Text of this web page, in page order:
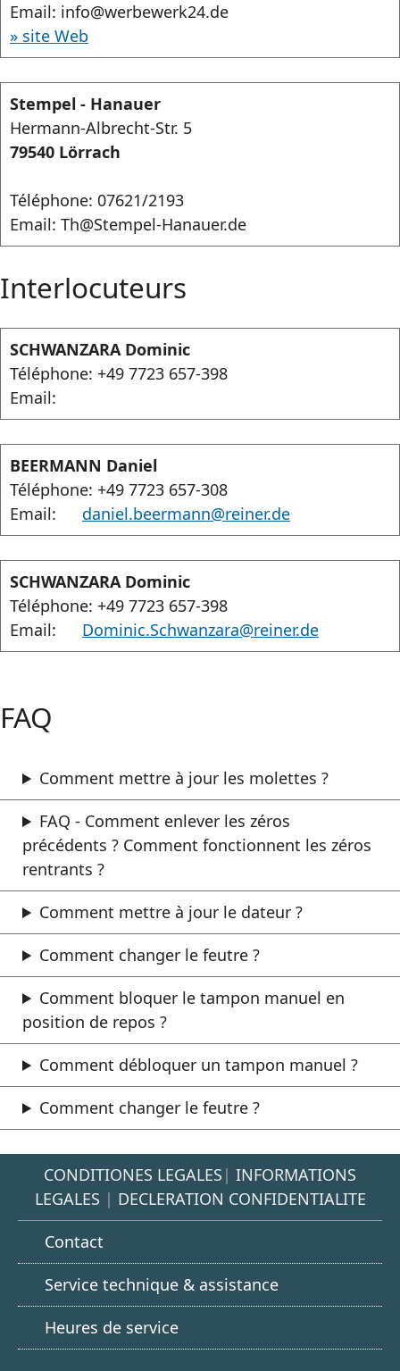
Email: info@werbewerk24.de
» site Web
Stempel - Hanauer
Hermann-Albrecht-Str. 5
79540 Lörrach
Téléphone: 07621/2193
Email: Th@Stempel-Hanauer.de
Interlocuteurs
SCHWANZARA Dominic
Téléphone: +49 7723 657-398
Email:
BEERMANN Daniel
Téléphone: +49 7723 657-308
Email:
daniel.beermann@reiner.de
SCHWANZARA Dominic
Téléphone: +49 7723 657-398
Email:
Dominic.Schwanzara@reiner.de
FAQ
Comment mettre à jour les molettes ?
FAQ - Comment enlever les zéros
précédents ? Comment fonctionnent les zéros
rentrants ?
Comment mettre à jour le dateur ?
Comment changer le feutre ?
Comment bloquer le tampon manuel en
position de repos ?
Comment débloquer un tampon manuel ?
Comment changer le feutre ?
CONDITIONES LEGALES | INFORMATIONS
LEGALES | DECLERATION CONFIDENTIALITE
Contact
Service technique & assistance
Heures de service